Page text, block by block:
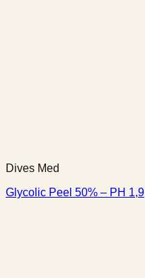
Dives Med
Glycolic Peel 50% – PH 1,9